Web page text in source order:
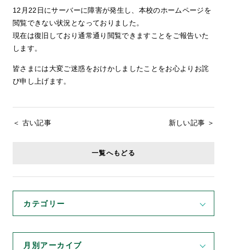
12月22日にサーバーに障害が発生し、本校のホームページを
閲覧できない状況となっておりました。
現在は復旧しており通常通り閲覧できますことをご報告いた
します。
皆さまには大変ご迷惑をおけかしましたことをお心よりお詫
び申し上げます。
＜ 古い記事 新しい記事 ＞
一覧へもどる
カテゴリー
月別アーカイブ